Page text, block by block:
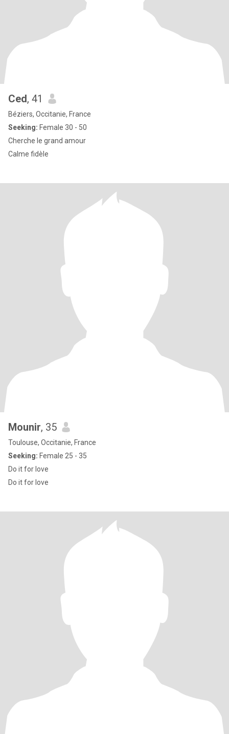
Ced, 41
Béziers, Occitanie, France
Seeking: Female 30 - 50
Cherche le grand amour
Calme fidèle
Mounir, 35
Toulouse, Occitanie, France
Seeking: Female 25 - 35
Do it for love
Do it for love